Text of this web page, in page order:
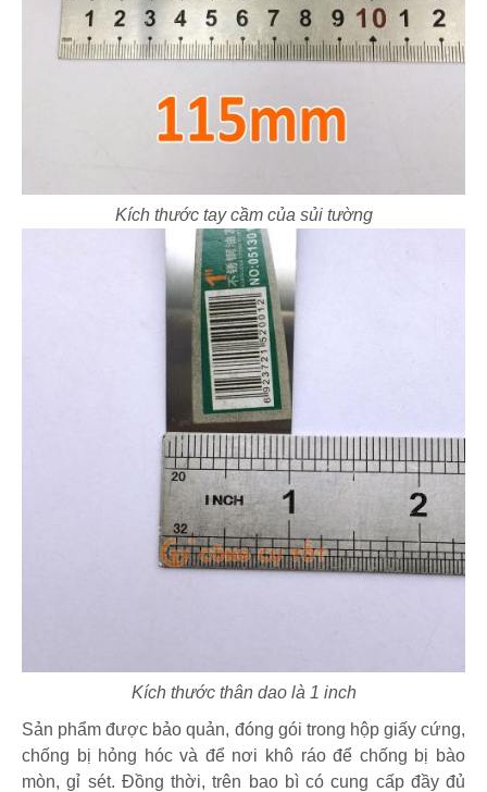
Kích thước tay cầm của sủi tường
Kích thước thân dao là 1 inch
Sản phẩm được bảo quản, đóng gói trong hộp giấy cứng,
chống bị hỏng hóc và để nơi khô ráo để chống bị bào
mòn, gỉ sét. Đồng thời, trên bao bì có cung cấp đầy đủ